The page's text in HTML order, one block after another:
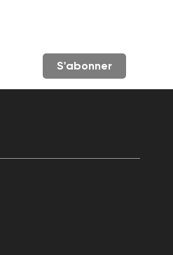
S'abonner